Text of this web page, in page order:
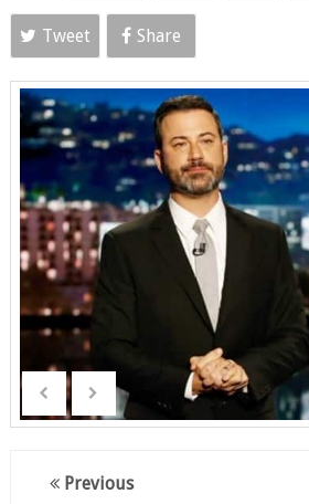
Tweet Share
Previous